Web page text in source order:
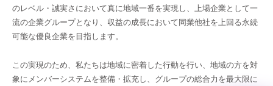
のレベル・誠実さにおいて真に地域一番を実現し、上場企業として一
流の企業グループとなり、収益の成長において同業他社を上回る永続
可能な優良企業を目指します。
この実現のため、私たちは地域に密着した行動を行い、地域の方を対
象にメンバーシステムを整備・拡充し、グループの総合力を最大限に